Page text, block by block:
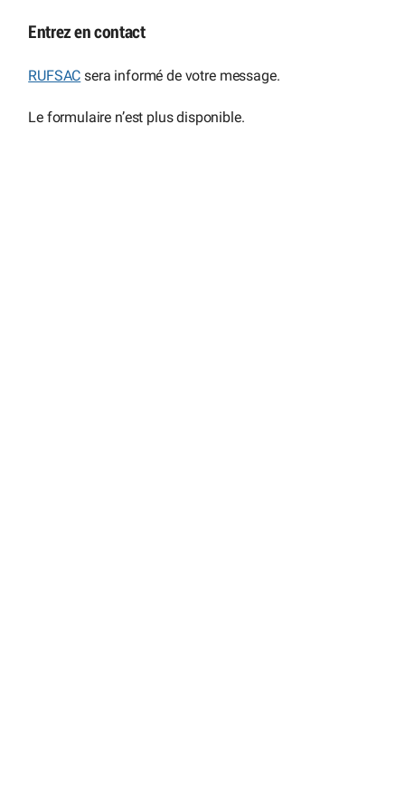
Entrez en contact
RUFSAC sera informé de votre message.
Le formulaire n’est plus disponible.